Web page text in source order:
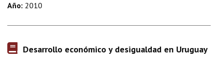
Año: 2010
Desarrollo económico y desigualdad en Uruguay